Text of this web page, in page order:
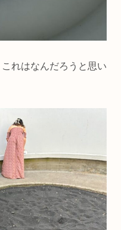
れはなんだろうと思い